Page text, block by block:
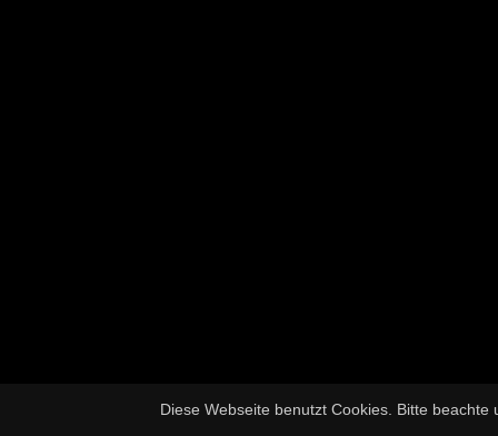
Diese Webseite benutzt Cookies. Bitte beachte